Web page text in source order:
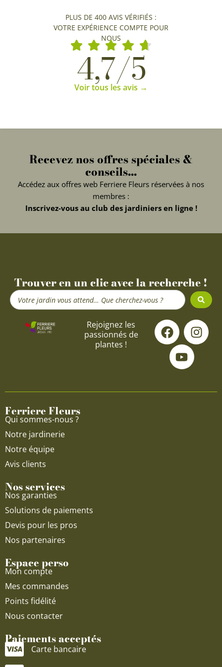
PLUS DE 400 AVIS VÉRIFIÉS :
VOTRE EXPÉRIENCE COMPTE POUR
NOUS
4,7/5
Voir tous les avis →
Recevez nos offres spéciales &
conseils...
Accédez aux offres web Ferriere Fleurs réservées à nos
membres :
Inscrivez-vous au club des jardiniers en ligne !
Trouver en un clic avec la recherche !
Search
...
Rejoignez les
passionnés de
plantes !
F
a
c
e
o
I
n
s
g
Y
o
u
t
u
b
Ferriere Fleurs
Qui sommes-nous ?
Notre jardinerie
Notre équipe
Avis clients
Nos services
Nos garanties
Solutions de paiements
Devis pour les pros
Nos partenaires
Espace perso
Mon compte
Mes commandes
Points fidélité
Nous contacter
Paiements acceptés
Carte bancaire